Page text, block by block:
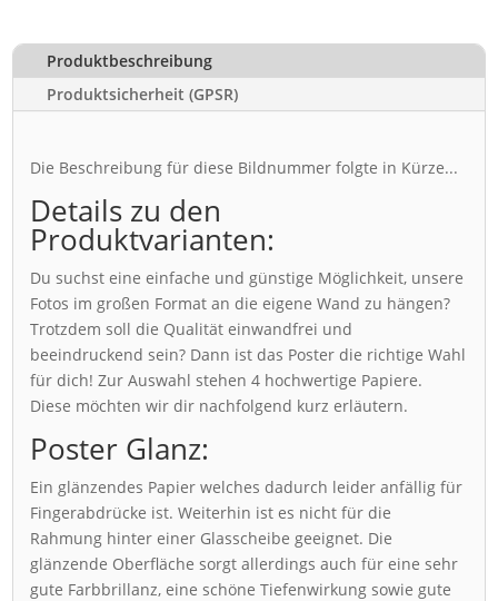
Produktbeschreibung
Produktsicherheit (GPSR)
Die Beschreibung für diese Bildnummer folgte in Kürze...
Details zu den
Produktvarianten:
Du suchst eine einfache und günstige Möglichkeit, unsere
Fotos im großen Format an die eigene Wand zu hängen?
Trotzdem soll die Qualität einwandfrei und
beeindruckend sein? Dann ist das Poster die richtige Wahl
für dich! Zur Auswahl stehen 4 hochwertige Papiere.
Diese möchten wir dir nachfolgend kurz erläutern.
Poster Glanz:
Ein glänzendes Papier welches dadurch leider anfällig für
Fingerabdrücke ist. Weiterhin ist es nicht für die
Rahmung hinter einer Glasscheibe geeignet. Die
glänzende Oberfläche sorgt allerdings auch für eine sehr
gute Farbbrillanz, eine schöne Tiefenwirkung sowie gute